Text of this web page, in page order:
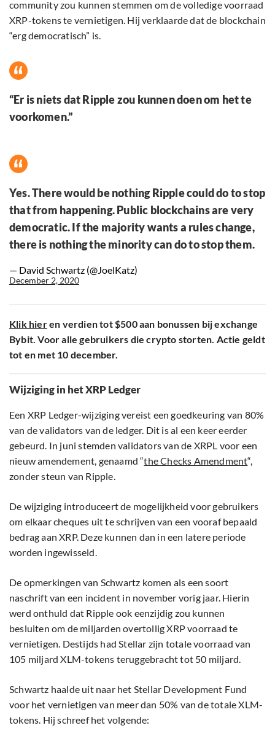
community zou kunnen stemmen om de volledige voorraad
XRP-tokens te vernietigen. Hij verklaarde dat de blockchain
“erg democratisch” is.
“Er is niets dat Ripple zou kunnen doen om het te
voorkomen.”
Yes. There would be nothing Ripple could do to stop
that from happening. Public blockchains are very
democratic. If the majority wants a rules change,
there is nothing the minority can do to stop them.
— David Schwartz (@JoelKatz)
December 2, 2020
Klik hieren verdien tot $500 aan bonussen bij exchange
Bybit. Voor alle gebruikers die crypto storten. Actie geldt
tot en met 10 december.
Wijziging in het XRP Ledger
Een XRP Ledger-wijziging vereist een goedkeuring van 80%
van de validators van de ledger. Dit is al een keer eerder
gebeurd. In juni stemden validators van de XRPL voor een
nieuw amendement, genaamd “the Checks Amendment“,
zonder steun van Ripple.
De wijziging introduceert de mogelijkheid voor gebruikers
om elkaar cheques uit te schrijven van een vooraf bepaald
bedrag aan XRP. Deze kunnen dan in een latere periode
worden ingewisseld.
De opmerkingen van Schwartz komen als een soort
naschrift van een incident in november vorig jaar. Hierin
werd onthuld dat Ripple ook eenzijdig zou kunnen
besluiten om de miljarden overtollig XRP voorraad te
vernietigen. Destijds had Stellar zijn totale voorraad van
105 miljard XLM-tokens teruggebracht tot 50 miljard.
Schwartz haalde uit naar het Stellar Development Fund
voor het vernietigen van meer dan 50% van de totale XLM-
tokens. Hij schreef het volgende: